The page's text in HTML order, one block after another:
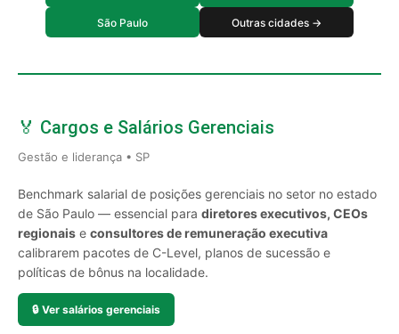
São Paulo Outras cidades →
🏅 Cargos e Salários Gerenciais
Gestão e liderança • SP
Benchmark salarial de posições gerenciais no setor no estado
de São Paulo — essencial para diretores executivos, CEOs
regionais e consultores de remuneração executiva
calibrarem pacotes de C-Level, planos de sucessão e
políticas de bônus na localidade.
🔒 Ver salários gerenciais